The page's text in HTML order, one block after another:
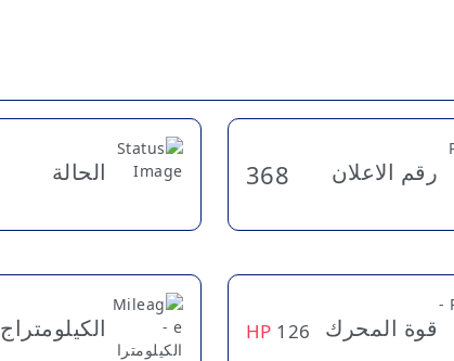
رقم الاعلان 368 الحالة
قوة المحرك 126
HP الكيلومتراج